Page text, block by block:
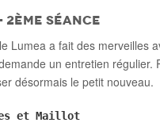
2ème séance
Lumea a fait des merveilles
un entretien
désormais le petit nouveau.
et Maillot